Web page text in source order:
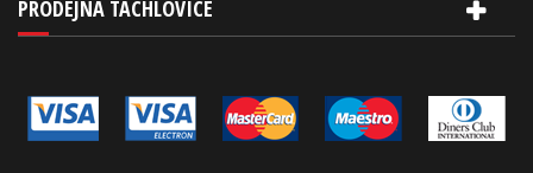
PRODEJNA TACHLOVICE